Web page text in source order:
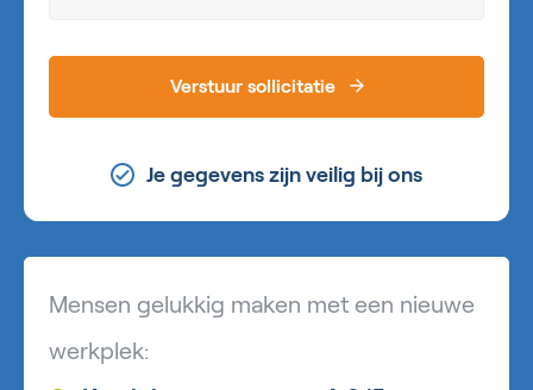
Verstuur sollicitatie
Je gegevens zijn veilig bij ons
Mensen gelukkig maken met een nieuwe
werkplek: